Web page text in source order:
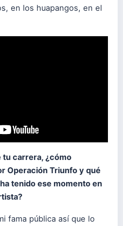
en los huapangos, en el
tu carrera, ¿cómo
Operación Triunfo y qué
tenido ese momento en
fama pública así que lo